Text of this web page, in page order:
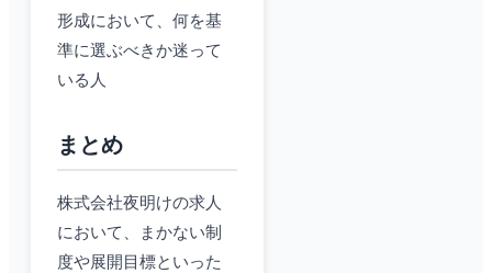
形成において、何を基
準に選ぶべきか迷って
いる人
まとめ
株式会社夜明けの求人
において、まかない制
度や展開目標といった